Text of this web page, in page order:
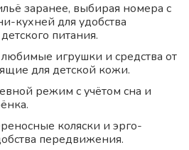
заранее, выбирая номера с
кухней для удобства
питания.
игрушки и средства от
для детской кожи.
режим с учётом сна и
коляски и эрго-
передвижения.